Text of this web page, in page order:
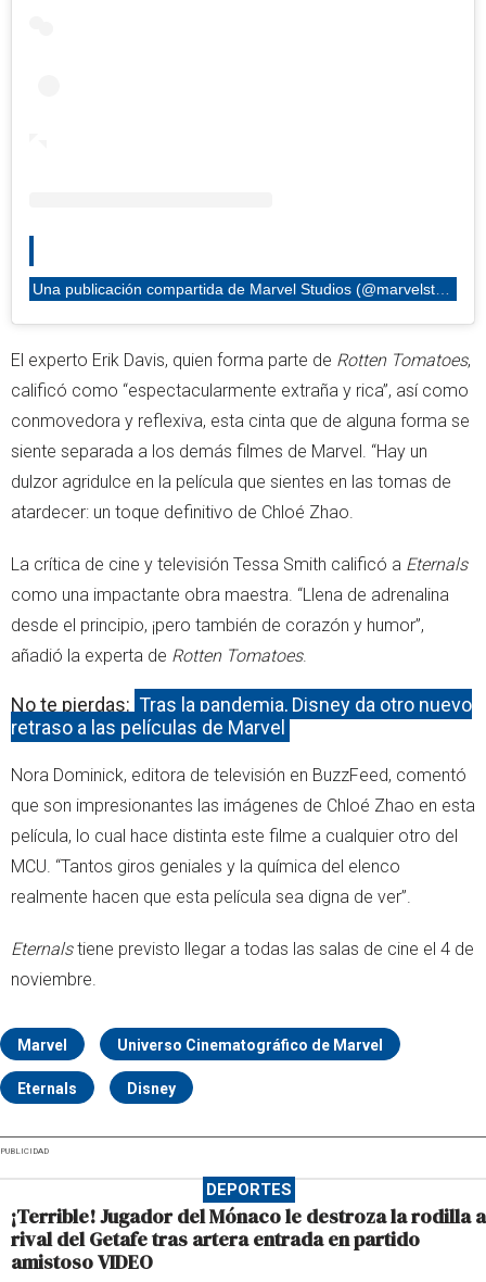
Una publicación compartida de Marvel Studios (@marvelstudios)
El experto Erik Davis, quien forma parte de Rotten Tomatoes,
calificó como “espectacularmente extraña y rica”, así como
conmovedora y reflexiva, esta cinta que de alguna forma se
siente separada a los demás filmes de Marvel. “Hay un
dulzor agridulce en la película que sientes en las tomas de
atardecer: un toque definitivo de Chloé Zhao.
La crítica de cine y televisión Tessa Smith calificó a Eternals
como una impactante obra maestra. “Llena de adrenalina
desde el principio, ¡pero también de corazón y humor”,
añadió la experta de Rotten Tomatoes.
No te pierdas: Tras la pandemia, Disney da otro nuevo
retraso a las películas de Marvel
Nora Dominick, editora de televisión en BuzzFeed, comentó
que son impresionantes las imágenes de Chloé Zhao en esta
película, lo cual hace distinta este filme a cualquier otro del
MCU. “Tantos giros geniales y la química del elenco
realmente hacen que esta película sea digna de ver”.
Eternalstiene previsto llegar a todas las salas de cine el 4 de
noviembre.
Marvel Universo Cinematográfico de Marvel
Eternals Disney
PUBLICIDAD
DEPORTES
¡Terrible! Jugador del Mónaco le destroza la rodilla a
rival del Getafe tras artera entrada en partido
amistoso VIDEO